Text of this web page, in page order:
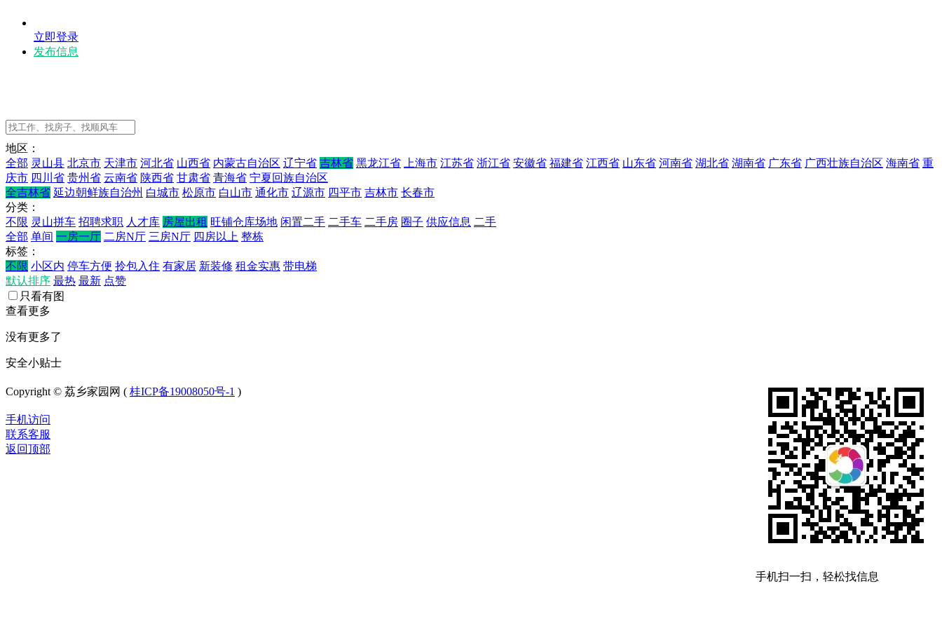
立即登录
发布信息
地区：
全部 灵山县 北京市 天津市 河北省 山西省 内蒙古自治区 辽宁省 吉林省 黑龙江省 上海市 江苏省 浙江省 安徽省 福建省 江西省 山东省 河南省 湖北省 湖南省 广东省 广西壮族自治区 海南省 重
庆市 四川省 贵州省 云南省 陕西省 甘肃省 青海省 宁夏回族自治区
全吉林省 延边朝鲜族自治州 白城市 松原市 白山市 通化市 辽源市 四平市 吉林市 长春市
分类：
不限 灵山拼车 招聘求职 人才库 房屋出租 旺铺仓库场地 闲置二手 二手车 二手房 圈子 供应信息 二手
全部 单间 一房一厅 二房N厅 三房N厅 四房以上 整栋
标签：
不限 小区内 停车方便 拎包入住 有家居 新装修 租金实惠 带电梯
默认排序 最热 最新 点赞
只看有图
查看更多
没有更多了
安全小贴士
手机扫一扫，轻松找信息
Copyright © 荔乡家园网 ( 桂ICP备19008050号-1 )
手机访问
联系客服
返回顶部